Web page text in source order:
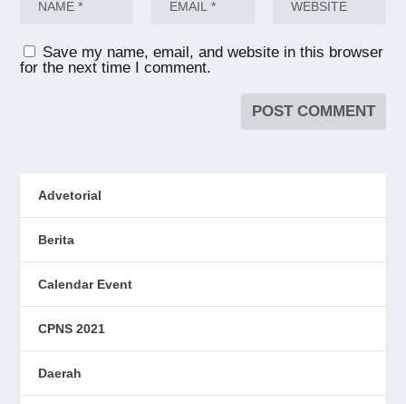
Save my name, email, and website in this browser
for the next time I comment.
Advetorial
Berita
Calendar Event
CPNS 2021
Daerah